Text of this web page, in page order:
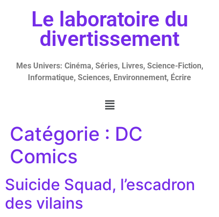
Le laboratoire du
divertissement
Mes Univers: Cinéma, Séries, Livres, Science-Fiction,
Informatique, Sciences, Environnement, Écrire
Catégorie : DC
Comics
Suicide Squad, l’escadron
des vilains